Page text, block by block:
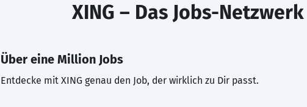
XING – Das Jobs-Netzwerk
Über eine Million Jobs
Entdecke mit XING genau den Job, der wirklich zu Dir passt.